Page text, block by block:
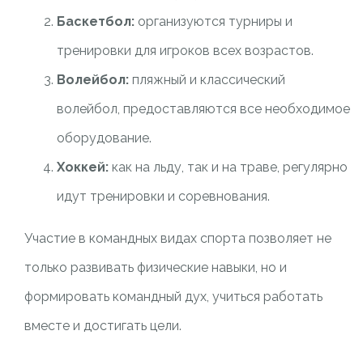
Баскетбол:организуются турниры и
тренировки для игроков всех возрастов.
Волейбол:пляжный и классический
волейбол, предоставляются все необходимое
оборудование.
Хоккей:как на льду, так и на траве, регулярно
идут тренировки и соревнования.
Участие в командных видах спорта позволяет не
только развивать физические навыки, но и
формировать командный дух, учиться работать
вместе и достигать цели.